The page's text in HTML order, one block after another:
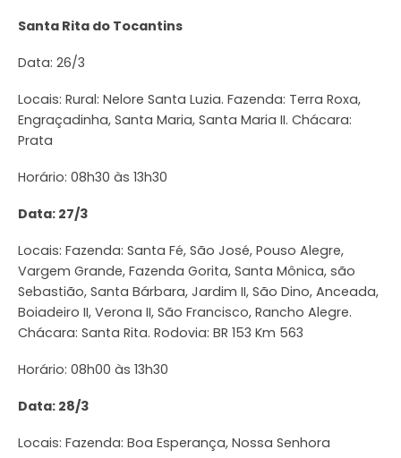
Santa Rita do Tocantins
Data: 26/3
Locais: Rural: Nelore Santa Luzia. Fazenda: Terra Roxa,
Engraçadinha, Santa Maria, Santa Maria II. Chácara:
Prata
Horário: 08h30 às 13h30
Data: 27/3
Locais: Fazenda: Santa Fé, São José, Pouso Alegre,
Vargem Grande, Fazenda Gorita, Santa Mônica, são
Sebastião, Santa Bárbara, Jardim II, São Dino, Anceada,
Boiadeiro II, Verona II, São Francisco, Rancho Alegre.
Chácara: Santa Rita. Rodovia: BR 153 Km 563
Horário: 08h00 às 13h30
Data: 28/3
Locais: Fazenda: Boa Esperança, Nossa Senhora